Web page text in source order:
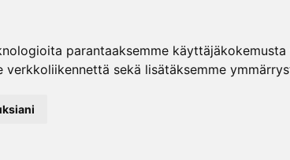
parantaaksemme
verkkoliikennettä sekä lisätäksemme